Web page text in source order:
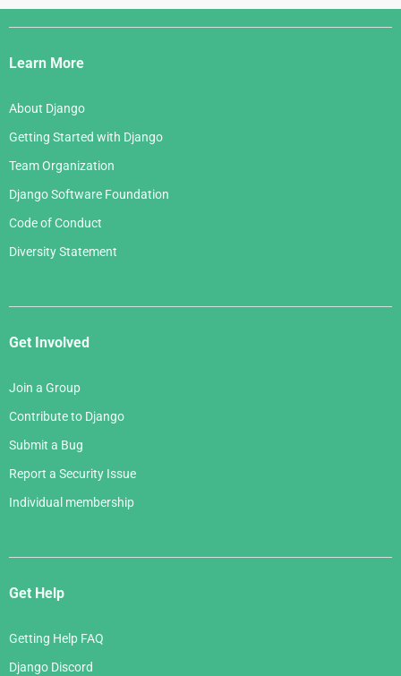
Django
Links
Learn More
About Django
Getting Started with Django
Team Organization
Django Software Foundation
Code of Conduct
Diversity Statement
Get Involved
Join a Group
Contribute to Django
Submit a Bug
Report a Security Issue
Individual membership
Get Help
Getting Help FAQ
Django Discord